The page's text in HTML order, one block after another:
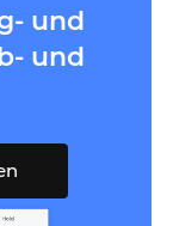
und
und